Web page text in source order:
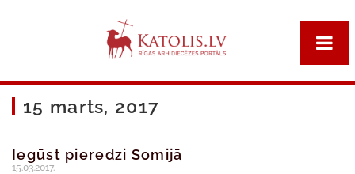
15 marts, 2017
Iegūst pieredzi Somijā
15.03.2017.